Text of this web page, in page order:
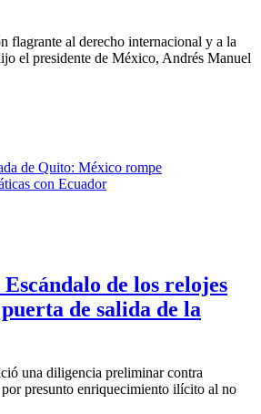
flagrante al derecho internacional y a la
el presidente de México, Andrés Manuel
de los relojes
de salida de la
una diligencia preliminar contra
presunto enriquecimiento ilícito al no